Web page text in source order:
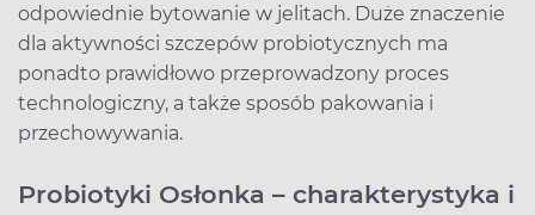
odpowiednie bytowanie w jelitach. Duże znaczenie
dla aktywności szczepów probiotycznych ma
ponadto prawidłowo przeprowadzony proces
technologiczny, a także sposób pakowania i
przechowywania.
Probiotyki Osłonka – charakterystyka i